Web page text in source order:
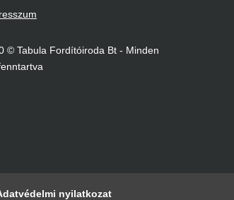
© Tabula Fordítóiroda Bt - Minden
nyilatkozat